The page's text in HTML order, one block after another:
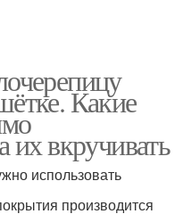
Какие
их вкручивать
использовать
производится